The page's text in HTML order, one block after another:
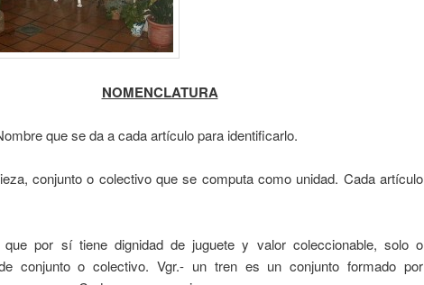
NOMENCLATURA
que se da a cada artículo para identificarlo.
conjunto o colectivo que se computa como unidad. Cada artículo
que por sí tiene dignidad de juguete y valor coleccionable, solo o
conjunto o colectivo. Vgr.- un tren es un conjunto formado por